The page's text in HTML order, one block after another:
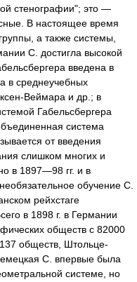
стенографии"; это —
В настоящее время
а также системы,
С. достигла высокой
введена в
в среднеучебных
Веймара и др.; в
Габельсбергера
система
от введения
слишком многих и
в 1897—98 гг. и в
обучение С.
рейхстаге
в 1898 г. в Германии
обществ с 82000
обществ, Штольце-
С. впервые была
системе, но